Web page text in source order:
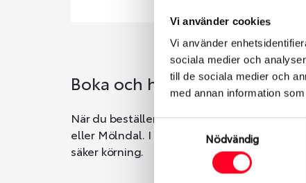
Vi använder cookies
Vi använder
sociala medier och
till de sociala medier och
med annan information
Samtyckesval
Nödvändig
Boka och hämta hos
När du beställer dina nya däck eller fälgar
eller Mölndal. I beställningen anger du
säker körning.